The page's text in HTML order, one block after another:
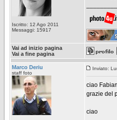
Iscritto: 12 Ago 2011
Messaggi: 15917
Vai ad inizio pagina
Vai a fine pagina
Marco Deriu
staff foto
Inviato:
ciao
grazie del
ciao